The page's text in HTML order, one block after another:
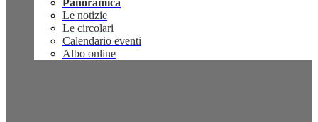
Panoramica
Le notizie
Le circolari
Calendario eventi
Albo online